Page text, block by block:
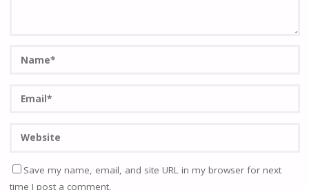
Save my name, email, and site URL in my browser for next
time I post a comment.